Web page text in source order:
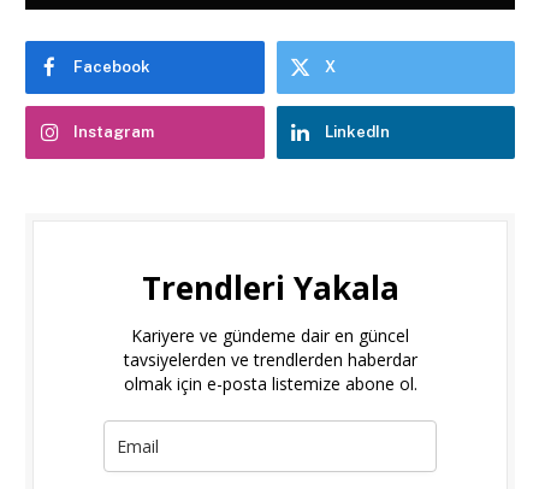
Facebook X
Instagram LinkedIn
Trendleri Yakala
Kariyere ve gündeme dair en güncel
tavsiyelerden ve trendlerden haberdar
olmak için e-posta listemize abone ol.